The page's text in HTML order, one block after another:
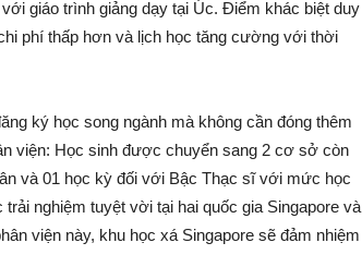
giáo trình giảng dạy tại Úc. Điểm khác biệt duy
phí thấp hơn và lịch học tăng cường với thời
ký học song ngành mà không cần đóng thêm
viện: Học sinh được chuyển sang 2 cơ sở còn
và 01 học kỳ đối với Bậc Thạc sĩ với mức học
nghiệm tuyệt vời tại hai quốc gia Singapore và
viện này, khu học xá Singapore sẽ đảm nhiệm